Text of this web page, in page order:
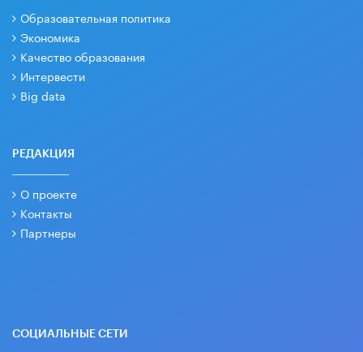
Образовательная политика
Экономика
Качество образования
Интервести
Big data
РЕДАКЦИЯ
О проекте
Контакты
Партнеры
СОЦИАЛЬНЫЕ СЕТИ